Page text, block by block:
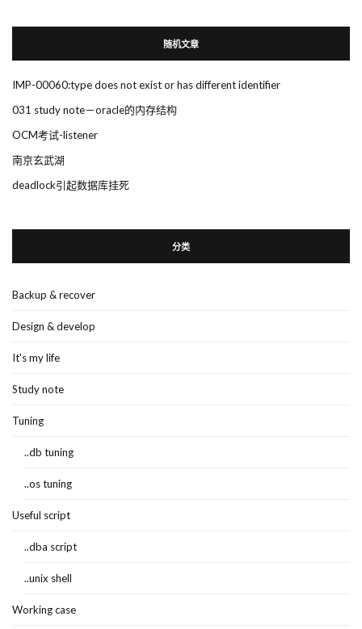
随机文章
IMP-00060:type does not exist or has different identifier
031 study note－oracle的内存结构
OCM考试-listener
南京玄武湖
deadlock引起数据库挂死
分类
Backup & recover
Design & develop
It's my life
Study note
Tuning
..db tuning
..os tuning
Useful script
..dba script
..unix shell
Working case